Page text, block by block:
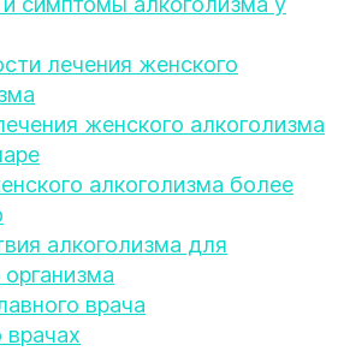
лечения женского
женского алкоголизма
алкоголизма более
алкоголизма для
врача